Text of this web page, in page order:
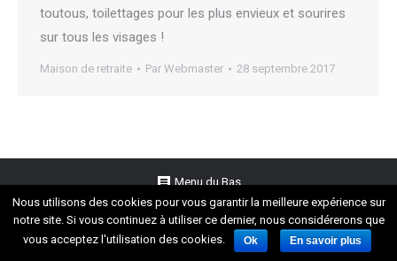
toutous, toilettages pour les plus envieux et sourires
sur tous les visages !
Maison de retraite Par Webmaster 28 septembre 2017
Menu du Bas
Education Canine Julienoise © 2011- 2017
Nous utilisons des cookies pour vous garantir la meilleure expérience sur
notre site. Si vous continuez à utiliser ce dernier, nous considérerons que
vous acceptez l'utilisation des cookies.
Ok En savoir plus